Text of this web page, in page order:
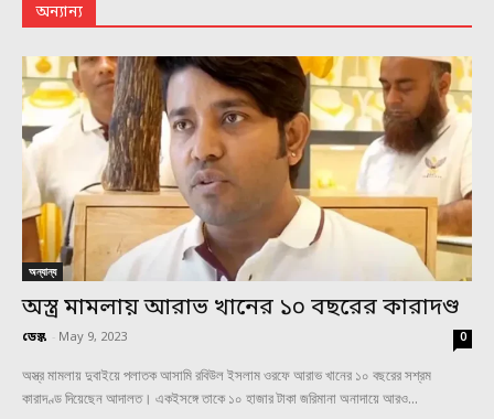
অন্যান্য
অন্যান্য
অস্ত্র মামলায় আরাভ খানের ১০ বছরের কারাদণ্ড
ডেস্ক - May 9, 2023 0
অস্ত্র মামলায় দুবাইয়ে পলাতক আসামি রবিউল ইসলাম ওরফে আরাভ খানের ১০ বছরের সশ্রম
কারাদণ্ড দিয়েছেন আদালত। একইসঙ্গে তাকে ১০ হাজার টাকা জরিমানা অনাদায়ে আরও...